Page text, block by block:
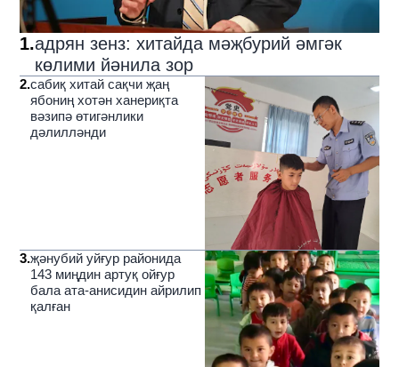
1.адрян зенз: хитайда мәҗбурий әмгәк
көлими йәнила зор
2.сабиқ хитай сақчи җаң
ябониң хотән ханериқта
вәзипә өтигәнлики
дәлилләнди
3.җәнубий уйғур районида
143 миңдин артуқ ойғур
бала ата-анисидин айрилип
қалған